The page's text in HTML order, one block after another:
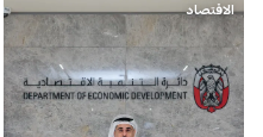
الاقتصاد